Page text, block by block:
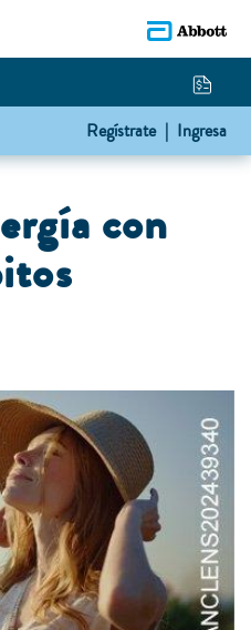
Regístrate | Ingresa
con